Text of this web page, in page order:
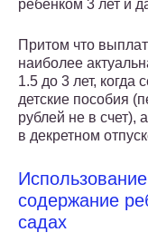
ребенком 3 лет и
Притом что
наиболее
1.5 до 3 лет,
детские пособия
рублей не в счет),
в декретном
содержание
садах